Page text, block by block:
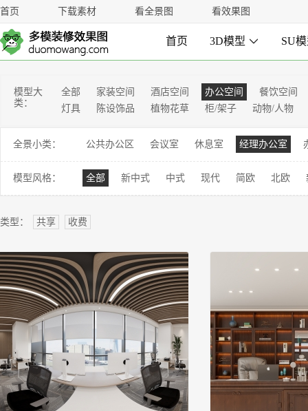
首页 下载素材 看全景图 看效果图
首页 3D模型  SU
模型大
类：
全部 家装空间 酒店空间 办公空间
餐饮空间
灯具
陈设饰品 植物花草 柜/架子 动物/人物
全景小类： 公共办公区 会议室 休息室 经理办公室
模型风格： 全部 新中式 中式 现代 简欧 北欧
类型： 共享 收费